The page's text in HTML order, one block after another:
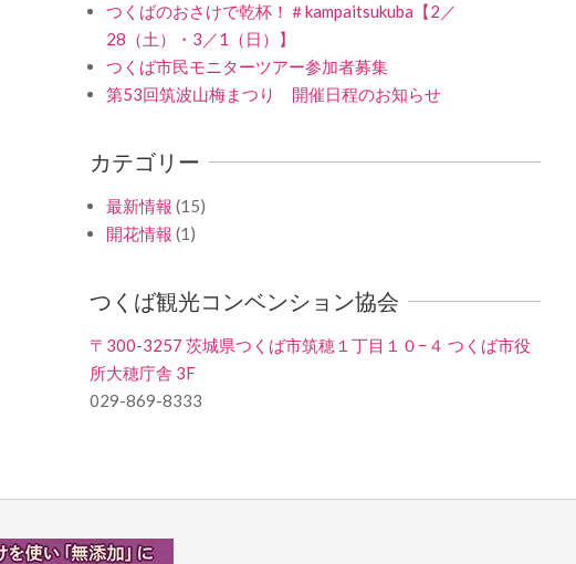
つくばのおさけで乾杯！＃kampaitsukuba【2／
28（土）・3／1（日）】
つくば市民モニターツアー参加者募集
第53回筑波山梅まつり 開催日程のお知らせ
カテゴリー
最新情報 (15)
開花情報 (1)
つくば観光コンベンション協会
〒300-3257 茨城県つくば市筑穂１丁目１０−４ つくば市役
所大穂庁舎 3F
029-869-8333